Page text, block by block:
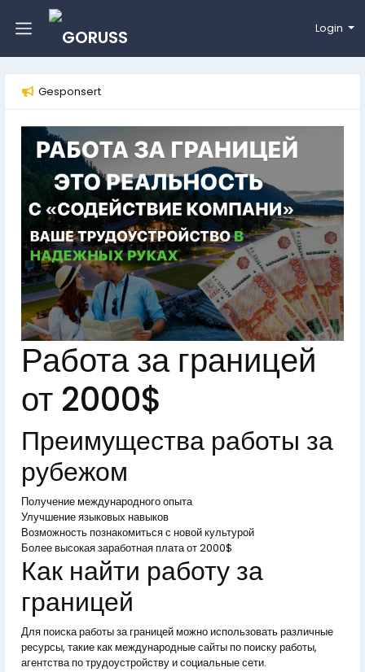
Login
Gesponsert
Работа за границей
от 2000$
Преимущества работы за
рубежом
Получение международного опыта
Улучшение языковых навыков
Возможность познакомиться с новой культурой
Более высокая заработная плата от 2000$
Как найти работу за
границей
Для поиска работы за границей можно использовать различные
ресурсы, такие как международные сайты по поиску работы,
агентства по трудоустройству и социальные сети.